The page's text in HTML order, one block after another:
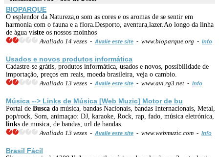
BIOPARQUE
O esplendor da Natureza,o som as cores e os aromas de se sentir em
harmonia com o fauna e a flora.Desporto, aventura,lazer.Ao longo da linha
de água visite os nossos moinhos
Avaliado 14 vezes - Avalie este site - www.bioparque.org - Info
Usados e novos produtos informática
Cadastre-se grátis, produtos informática, usados e novos, possibilidade de
importação, preços em reais, moeda brasileira, veja o cambio.
Avaliado 13 vezes - Avalie este site - www.avi.rg3.net - Info
Música --> Links de Música [Web Muzic] Motorde bu
Portal de Busca da música, bandas Nacionais, bandas Internacionais, Metal,
pop/rock, Som, animaçao: DJ, karaoke, Rock, rap, fado, música eletrónica,
links de musica, de bandas, url de bandas.
Avaliado 13 vezes - Avalie este site - www.webmuzic.com - Info
Brasil Fácil